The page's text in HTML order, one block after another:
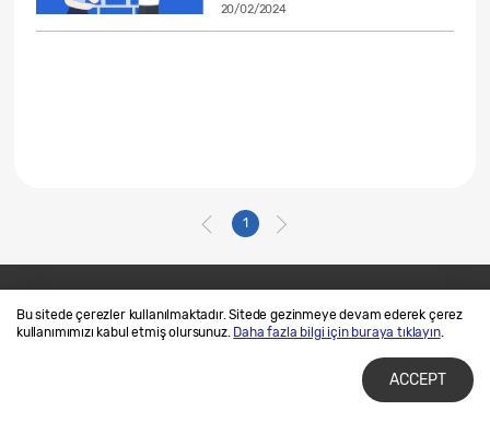
Bu sitede çerezler kullanılmaktadır. Sitede gezinmeye devam ederek çerez
kullanımımızı kabul etmiş olursunuz. Daha fazla bilgi için buraya tıklayın.
ACCEPT
20/02/2024
1
Bize Ulaşın
SAMSUNG.COM